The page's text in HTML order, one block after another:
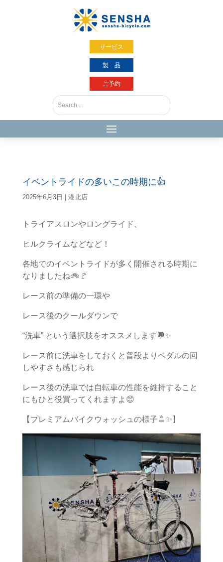
サービス
製 品
ご予約
イベントライドの多いこの時期に👍
2025年6月3日 | 港北店
トライアスロンやロングライド、
ヒルクライムなどなど！
各地でのイベントライドが多く開催される時期に
なりましたね🚲🚩
レース前の準備の一環や
レース後のクールダウンで
“洗車” という選択肢をオススメします💬✨
レース前に洗車をしておくと普段よりペダルの回
しやすさも感じられ
レース後の洗車では自転車の性能を維持すること
にもひと役買ってくれますよ😊
【プレミアムバイクウォッシュの様子🚿✨】